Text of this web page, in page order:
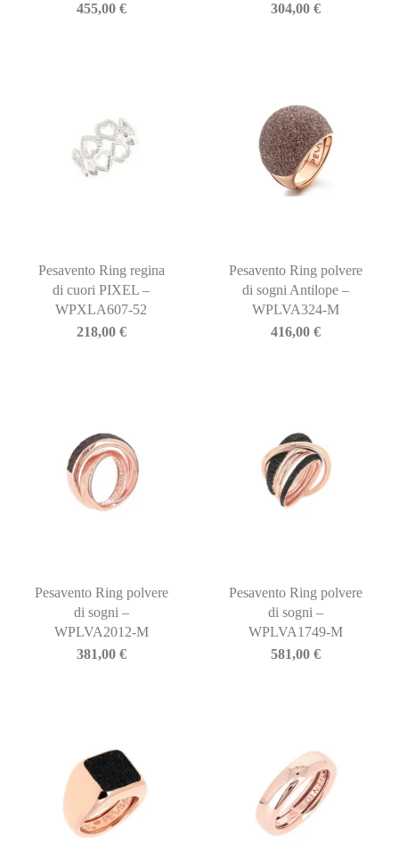
455,00 €
304,00€
Pesavento Ring regina
di cuori PIXEL –
WPXLA607-52
218,00 €
Pesavento Ring polvere
di sogni Antilope –
WPLVA324-M
416,00€
Pesavento Ring polvere
di sogni –
WPLVA2012-M
381,00 €
Pesavento Ring polvere
di sogni –
WPLVA1749-M
581,00€